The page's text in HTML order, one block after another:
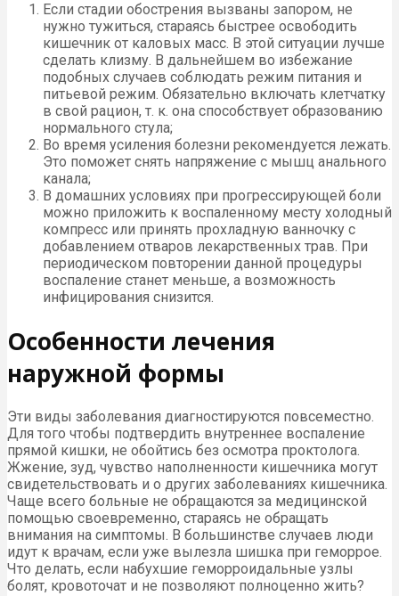
Если стадии обострения вызваны запором, не
нужно тужиться, стараясь быстрее освободить
кишечник от каловых масс. В этой ситуации лучше
сделать клизму. В дальнейшем во избежание
подобных случаев соблюдать режим питания и
питьевой режим. Обязательно включать клетчатку
в свой рацион, т. к. она способствует образованию
нормального стула;
Во время усиления болезни рекомендуется лежать.
Это поможет снять напряжение с мышц анального
канала;
В домашних условиях при прогрессирующей боли
можно приложить к воспаленному месту холодный
компресс или принять прохладную ванночку с
добавлением отваров лекарственных трав. При
периодическом повторении данной процедуры
воспаление станет меньше, а возможность
инфицирования снизится.
Особенности лечения
наружной формы
Эти виды заболевания диагностируются повсеместно.
Для того чтобы подтвердить внутреннее воспаление
прямой кишки, не обойтись без осмотра проктолога.
Жжение, зуд, чувство наполненности кишечника могут
свидетельствовать и о других заболеваниях кишечника.
Чаще всего больные не обращаются за медицинской
помощью своевременно, стараясь не обращать
внимания на симптомы. В большинстве случаев люди
идут к врачам, если уже вылезла шишка при геморрое.
Что делать, если набухшие геморроидальные узлы
болят, кровоточат и не позволяют полноценно жить?